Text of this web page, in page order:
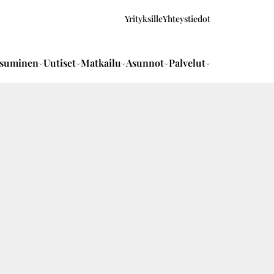
YrityksilleYhteystiedot
Uutiset Matkailu Asunnot Palvelut